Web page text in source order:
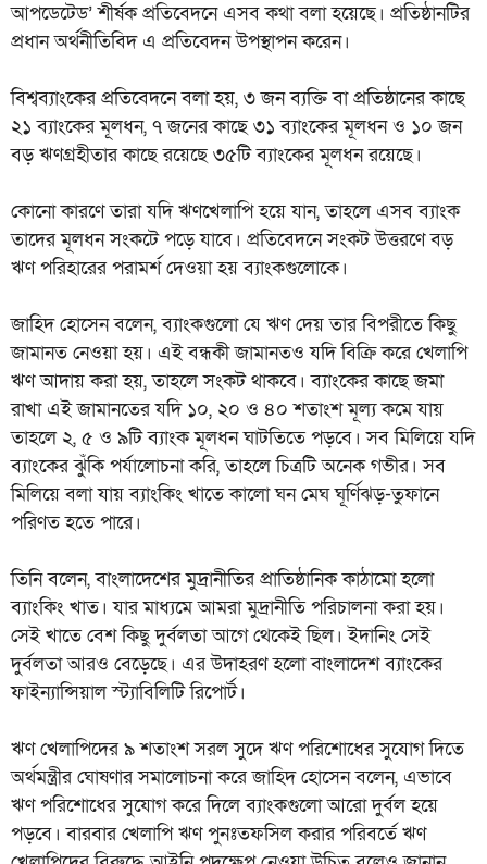
আপডেটেড’ শীর্ষক প্রতিবেদনে এসব কথা বলা হয়েছে। প্রতিষ্ঠানটির
প্রধান অর্থনীতিবিদ এ প্রতিবেদন উপস্থাপন করেন।
বিশ্বব্যাংকের প্রতিবেদনে বলা হয়, ৩ জন ব্যক্তি বা প্রতিষ্ঠানের কাছে
২১ ব্যাংকের মূলধন, ৭ জনের কাছে ৩১ ব্যাংকের মূলধন ও ১০ জন
বড় ঋণগ্রহীতার কাছে রয়েছে ৩৫টি ব্যাংকের মূলধন রয়েছে।
কোনো কারণে তারা যদি ঋণখেলাপি হয়ে যান, তাহলে এসব ব্যাংক
তাদের মূলধন সংকটে পড়ে যাবে। প্রতিবেদনে সংকট উত্তরণে বড়
ঋণ পরিহারের পরামর্শ দেওয়া হয় ব্যাংকগুলোকে।
জাহিদ হোসেন বলেন, ব্যাংকগুলো যে ঋণ দেয় তার বিপরীতে কিছু
জামানত নেওয়া হয়। এই বন্ধকী জামানতও যদি বিক্রি করে খেলাপি
ঋণ আদায় করা হয়, তাহলে সংকট থাকবে। ব্যাংকের কাছে জমা
রাখা এই জামানতের যদি ১০, ২০ ও ৪০ শতাংশ মূল্য কমে যায়
তাহলে ২, ৫ ও ৯টি ব্যাংক মূলধন ঘাটতিতে পড়বে। সব মিলিয়ে যদি
ব্যাংকের ঝুঁকি পর্যালোচনা করি, তাহলে চিত্রটি অনেক গভীর। সব
মিলিয়ে বলা যায় ব্যাংকিং খাতে কালো ঘন মেঘ ঘূর্ণিঝড়-তুফানে
পরিণত হতে পারে।
তিনি বলেন, বাংলাদেশের মুদ্রানীতির প্রাতিষ্ঠানিক কাঠামো হলো
ব্যাংকিং খাত। যার মাধ্যমে আমরা মুদ্রানীতি পরিচালনা করা হয়।
সেই খাতে বেশ কিছু দুর্বলতা আগে থেকেই ছিল। ইদানিং সেই
দুর্বলতা আরও বেড়েছে। এর উদাহরণ হলো বাংলাদেশ ব্যাংকের
ফাইন্যান্সিয়াল স্ট্যাবিলিটি রিপোর্ট।
ঋণ খেলাপিদের ৯ শতাংশ সরল সুদে ঋণ পরিশোধের সুযোগ দিতে
অর্থমন্ত্রীর ঘোষণার সমালোচনা করে জাহিদ হোসেন বলেন, এভাবে
ঋণ পরিশোধের সুযোগ করে দিলে ব্যাংকগুলো আরো দুর্বল হয়ে
পড়বে। বারবার খেলাপি ঋণ পুনঃতফসিল করার পরিবর্তে ঋণ